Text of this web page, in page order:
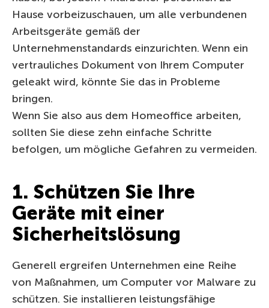
Hause vorbeizuschauen, um alle verbundenen
Arbeitsgeräte gemäß der
Unternehmenstandards einzurichten. Wenn ein
vertrauliches Dokument von Ihrem Computer
geleakt wird, könnte Sie das in Probleme
bringen.
Wenn Sie also aus dem Homeoffice arbeiten,
sollten Sie diese zehn einfache Schritte
befolgen, um mögliche Gefahren zu vermeiden.
1. Schützen Sie Ihre
Geräte mit einer
Sicherheitslösung
Generell ergreifen Unternehmen eine Reihe
von Maßnahmen, um Computer vor Malware zu
schützen. Sie installieren leistungsfähige